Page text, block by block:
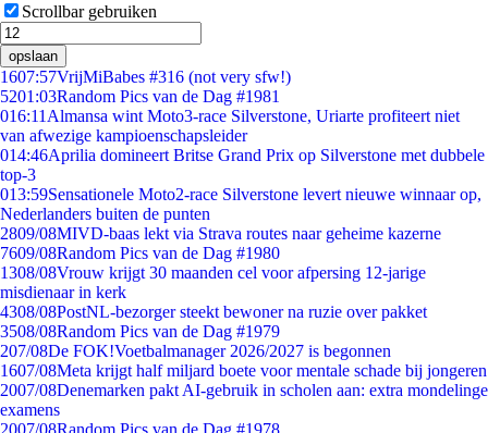
Scrollbar gebruiken
opslaan
1607:57VrijMiBabes #316 (not very sfw!)
5201:03Random Pics van de Dag #1981
016:11 Almansa wint Moto3-race Silverstone, Uriarte profiteert niet
van afwezige kampioenschapsleider
014:46Aprilia domineert Britse Grand Prix op Silverstone met dubbele
top-3
013:59Sensationele Moto2-race Silverstone levert nieuwe winnaar op,
Nederlanders buiten de punten
2809/08MIVD-baas lekt via Strava routes naar geheime kazerne
7609/08Random Pics van de Dag #1980
1308/08Vrouw krijgt 30 maanden cel voor afpersing 12-jarige
misdienaar in kerk
4308/08PostNL-bezorger steekt bewoner na ruzie over pakket
3508/08Random Pics van de Dag #1979
207/08De FOK!Voetbalmanager 2026/2027 is begonnen
1607/08Meta krijgt half miljard boete voor mentale schade bij jongeren
2007/08Denemarken pakt AI-gebruik in scholen aan: extra mondelinge
examens
2007/08Random Pics van de Dag #1978